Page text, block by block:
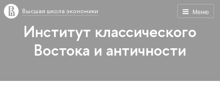
Меню
Высшая школа экономики
Институт классического
Востока и античности